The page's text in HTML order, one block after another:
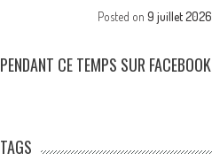
Posted on9 juillet 2026
PENDANT CE TEMPS SUR FACEBOOK
TAGS